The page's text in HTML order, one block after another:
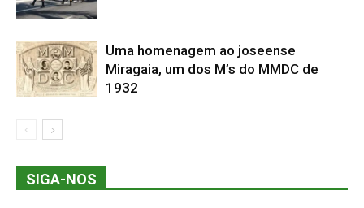
Uma homenagem ao joseense
Miragaia, um dos M’s do MMDC de
1932
SIGA-NOS